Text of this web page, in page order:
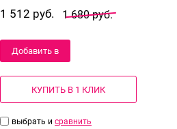
1 512 руб. 1 680 руб.
Добавить в
корзину
КУПИТЬ В 1 КЛИК
выбрать и сравнить